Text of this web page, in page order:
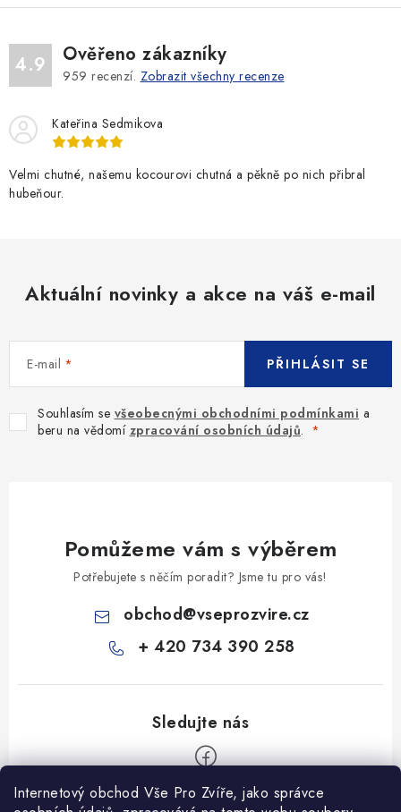
Internetový obchod Vše Pro Zvíře, jako správce
4.9 Ověřeno zákazníky
959 recenzí. Zobrazit všechny recenze
Kateřina Sedmikova
Velmi chutné, našemu kocourovi chutná a pěkně po nich přibral
hubeňour.
Aktuální novinky a akce na váš e-mail
E-mail
Souhlasím se všeobecnými obchodními podmínkami a
beru na vědomí zpracování osobních údajů.
PŘIHLÁSIT SE
Pomůžeme vám s výběrem
Potřebujete s něčím poradit? Jsme tu pro vás!
obchod@vseprozvire.cz
+ 420 734 390 258